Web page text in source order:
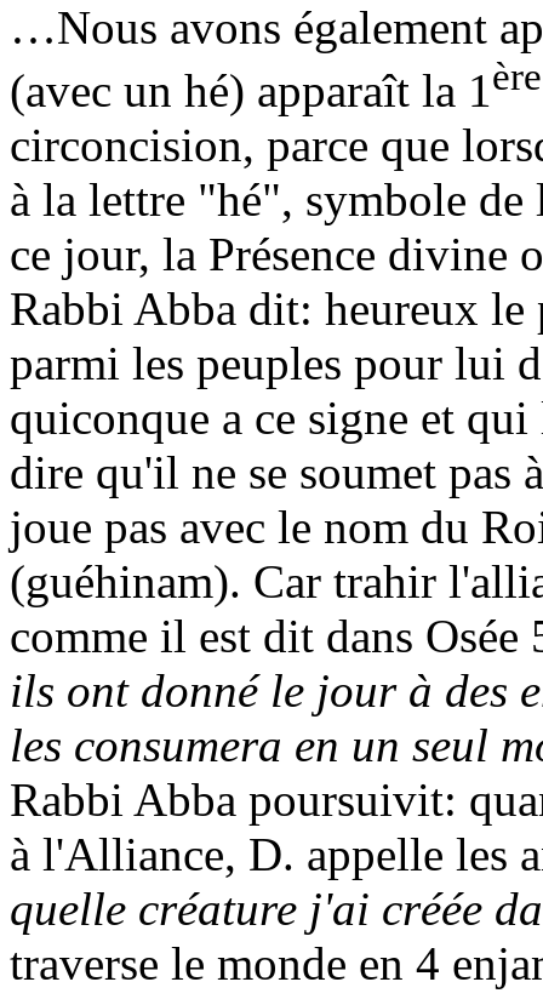
…Nous avons également
(avec un hé) apparaît la 1ère
circoncision, parce que
à la lettre "hé", symbole
ce jour, la Présence divine
Rabbi Abba dit: heureux le
parmi les peuples pour lui
quiconque a ce signe et
dire qu'il ne se soumet pas
joue pas avec le nom du
(guéhinam). Car trahir
comme il est dit dans Osée
ils ont donné le jour à des
les consumera en un seul
Rabbi Abba poursuivit:
à l'Alliance, D. appelle les
quelle créature j'ai créée
traverse le monde en 4